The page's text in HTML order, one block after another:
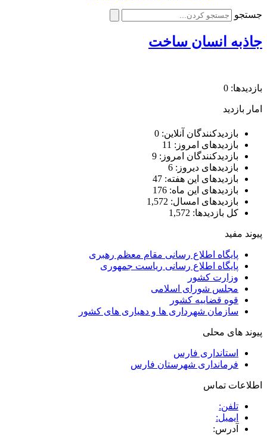
جستجو
جاذبه انسان ساخت
بازدیدها: 0
امار بازدید
بازدیدکنندگان آنلاین: 0
بازدیدهای امروز: 11
بازدیدکنندگان امروز: 9
بازدیدهای دیروز: 6
بازدیدهای این هفته: 47
بازدیدهای این ماه: 176
بازدیدهای امسال: 1,572
کل بازدیدها: 1,572
پیوند مفید
پایگاه اطلاع رسانی مقام معظم رهبری
پایگاه اطلاع رسانی ریاست جمهوری
وزارت کشور
مجلس شورای اسلامی
قوه قضاییه کشور
سازمان شهرداری ها و دهیاری های کشور
پیوند های محلی
استانداری فارس
فرمانداری شهرستان فارس
اطلاعات تماس
تلفن:
ایمیل:
آدرس: